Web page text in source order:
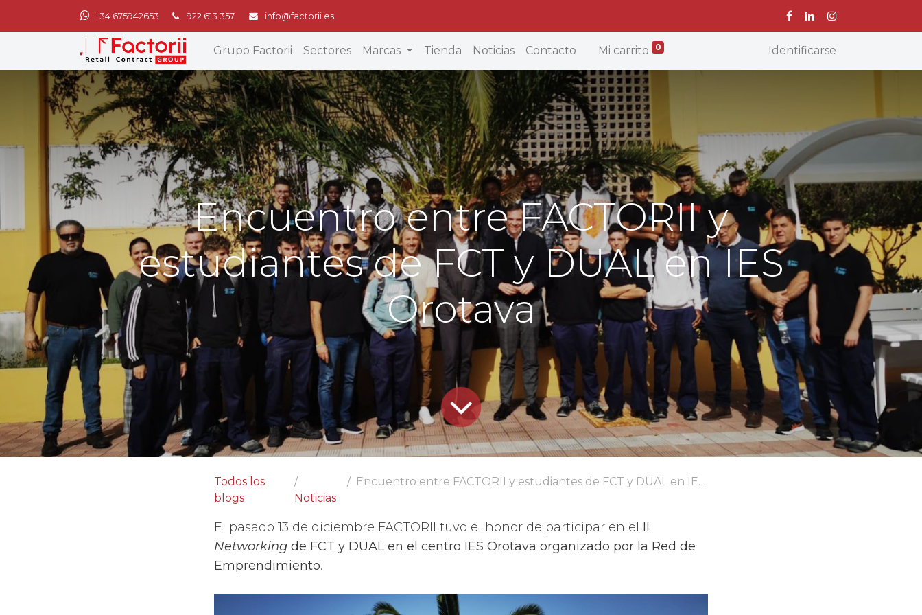
+34 675942653 922 613 357 info@factorii.es
Grupo Factorii Sectores Marcas Tienda Noticias Contacto Mi carrito 0 Identificarse
Encuentro entre FACTORII y
estudiantes de FCT y DUAL en IES
Orotava
Todos los
blogs
Noticias
Encuentro entre FACTORII y estudiantes de FCT y DUAL en IES Orotava
El pasado 13 de diciembre FACTORII tuvo el honor de participar en el II
Networking de FCT y DUAL en el centro IES Orotava organizado por la Red de
Emprendimiento.